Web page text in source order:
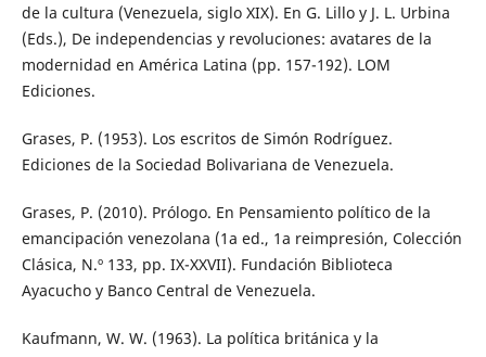
de la cultura (Venezuela, siglo XIX). En G. Lillo y J. L. Urbina
(Eds.), De independencias y revoluciones: avatares de la
modernidad en América Latina (pp. 157-192). LOM
Ediciones.
Grases, P. (1953). Los escritos de Simón Rodríguez.
Ediciones de la Sociedad Bolivariana de Venezuela.
Grases, P. (2010). Prólogo. En Pensamiento político de la
emancipación venezolana (1a ed., 1a reimpresión, Colección
Clásica, N.º 133, pp. IX-XXVII). Fundación Biblioteca
Ayacucho y Banco Central de Venezuela.
Kaufmann, W. W. (1963). La política británica y la